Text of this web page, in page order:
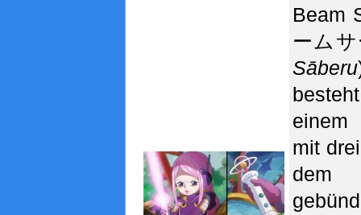
Beam
ーム
Sāberu
einem
mit
dem